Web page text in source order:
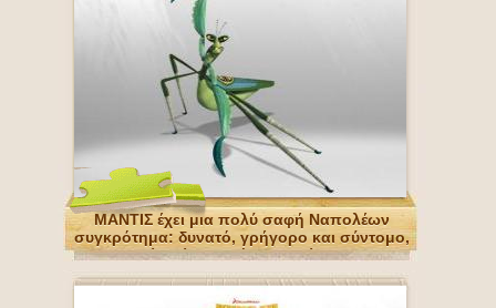
ΜΑΝΤΙΣ έχει μια πολύ σαφή Ναπολέων
συγκρότημα: δυνατό, γρήγορο και σύντομο,
έχει ένα κακό χαρακτήρα